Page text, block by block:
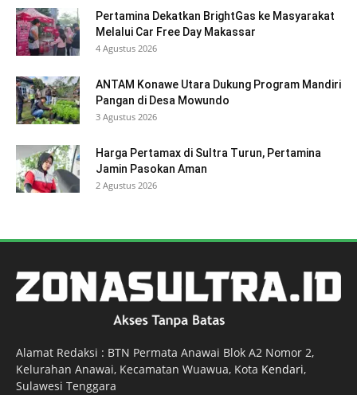
Pertamina Dekatkan BrightGas ke Masyarakat
Melalui Car Free Day Makassar
4 Agustus 2026
ANTAM Konawe Utara Dukung Program Mandiri
Pangan di Desa Mowundo
3 Agustus 2026
Harga Pertamax di Sultra Turun, Pertamina
Jamin Pasokan Aman
2 Agustus 2026
Alamat Redaksi : BTN Permata Anawai Blok A2 Nomor 2,
Kelurahan Anawai, Kecamatan Wuawua, Kota Kendari,
Sulawesi Tenggara